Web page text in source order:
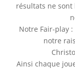
résultats ne
Notre Fair-play
notre
Ainsi chaque